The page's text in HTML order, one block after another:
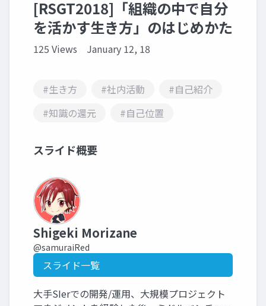
[RSGT2018]「組織の中で自分
を活かす生き方」のはじめかた
125 Views January 12, 18
#生き方 #社内活動
#自己紹介
#知識の還元
#自己位置
スライド概要
Shigeki Morizane
@samuraiRed
スライド一覧
大手SIerでの開発/運用、大規模プロジェクト